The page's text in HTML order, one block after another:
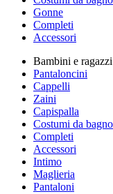
Gonne
Completi
Accessori
Bambini e ragazzi
Pantaloncini
Cappelli
Zaini
Capispalla
Costumi da bagno
Completi
Accessori
Intimo
Maglieria
Pantaloni